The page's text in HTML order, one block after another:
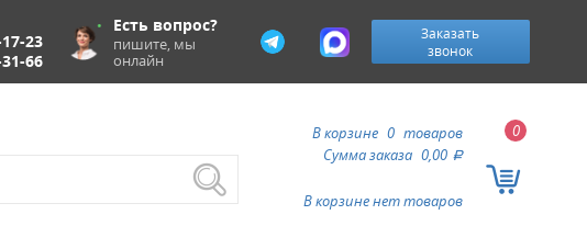
Есть вопрос?
пишите, мы
онлайн
23
66
Заказать
звонок
0
В корзине 0 товаров
Сумма заказа 0,00 a
В корзине нет товаров